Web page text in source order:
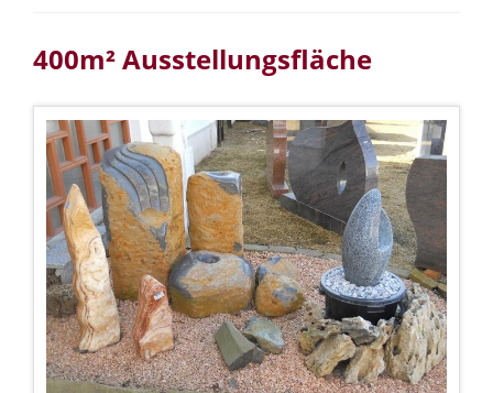
400m² Ausstellungsfläche